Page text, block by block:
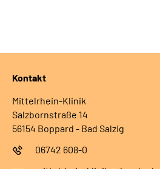
Kontakt
Mittelrhein-Klinik
Salzbornstraße 14
56154 Boppard - Bad Salzig
06742 608-0